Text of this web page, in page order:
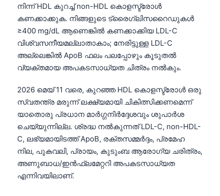
നിന്ന് HDL കുറച്ച് non-HDL കൊളസ്ട്രോൾ
കണക്കാക്കുക. നിങ്ങളുടെ ട്രൈഗ്ലിസറൈഡുകൾ
≥400 mg/dL ആണെങ്കിൽ കണക്കാക്കിയ LDL-C
വിശ്വസനീയമല്ലാതാകാം; നേരിട്ടുള്ള LDL-C
അല്ലെങ്കിൽ ApoB ഫലം പലപ്പോഴും കൂടുതൽ
വ്യക്തമായ അപകടസാധ്യത ചിത്രം നൽകും.
2026 മെയ് 11 വരെ, കുറഞ്ഞ HDL കൊളസ്ട്രോൾ ഒരു
സ്വതന്ത്ര മരുന്ന് ലക്ഷ്യമായി ചികിത്സിക്കണമെന്ന്
യാതൊരു പ്രധാന മാർഗ്ഗനിർദ്ദേശവും ശുപാർശ
ചെയ്യുന്നില്ല. ശ്രദ്ധ നൽകുന്നത് LDL-C, non-HDL-
C, ലഭ്യമായിടത്ത് ApoB, രക്തസമ്മർദ്ദം, പ്രമേഹ
നില, പുകവലി, പ്രായം, കുടുംബ ആരോഗ്യ ചരിത്രം,
അണുബാധ/ഇൻഫ്ലമേറ്ററി അപകടസാധ്യത
എന്നിവയിലാണ്.